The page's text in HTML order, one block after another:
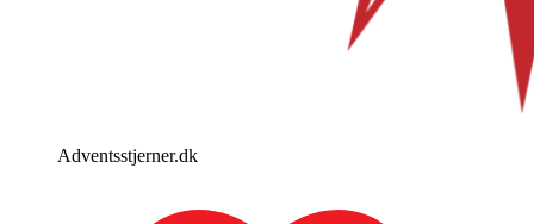
Adventsstjerner.dk